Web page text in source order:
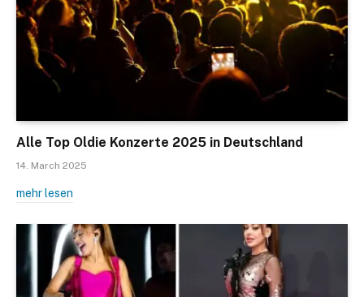
Alle Top Oldie Konzerte 2025 in Deutschland
14. March 2025
mehr lesen